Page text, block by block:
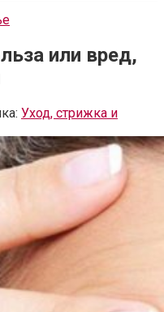
или вред,
Уход, стрижка и